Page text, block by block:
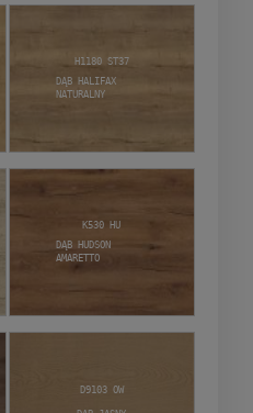
Dąb Halifax
naturalny
H1180 ST37
Dąb Hudson
Amaretto
K530 HU
D9103 OW